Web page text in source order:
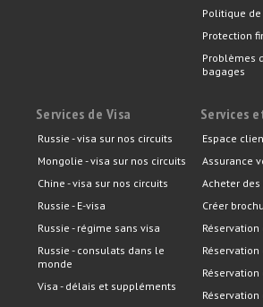
Politique
Protection
Problèmes
bagages
Services de Visa
Russie - visa sur nos circuits
Mongolie - visa sur nos circuits
Chine - visa sur nos circuits
Russie - E-visa
Russie - régime sans visa
Russie - consulats dans le
monde
Visa - délais et suppléments
Services
Espace
Assurance
Acheter
Créer